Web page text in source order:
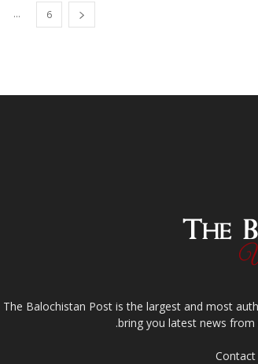
... 6
The Balochistan Post is the largest and most
bring you latest news
Contact